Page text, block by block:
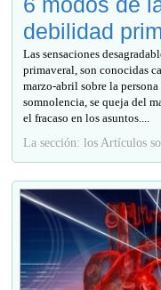
debilidad
Las sensaciones
primaveral, son conocidas
marzo-abril sobre la
somnolencia, se queja del
el fracaso en los asuntos....
La sección: los Artículos